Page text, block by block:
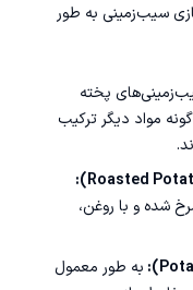
سیب‌زمینی به طور
پخته
مواد دیگر ترکیب
شده و با روغن،
به طور معمول